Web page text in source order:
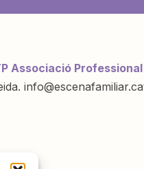
Associació